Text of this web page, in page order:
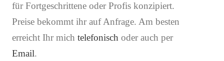
für Fortgeschrittene oder Profis konzipiert.
Preise bekommt ihr auf Anfrage. Am besten
erreicht Ihr mich telefonisch oder auch per
Email.